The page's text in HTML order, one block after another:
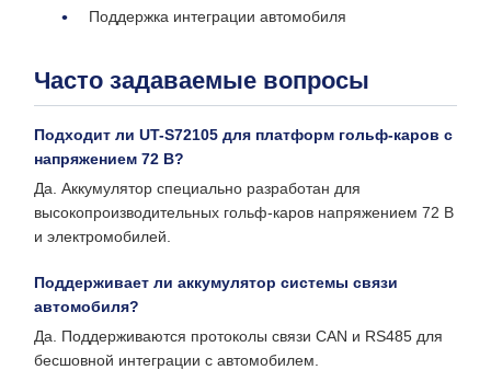
Поддержка интеграции автомобиля
Часто задаваемые вопросы
Подходит ли UT-S72105 для платформ гольф-каров с
напряжением 72 В?
Да. Аккумулятор специально разработан для
высокопроизводительных гольф-каров напряжением 72 В
и электромобилей.
Поддерживает ли аккумулятор системы связи
автомобиля?
Да. Поддерживаются протоколы связи CAN и RS485 для
бесшовной интеграции с автомобилем.